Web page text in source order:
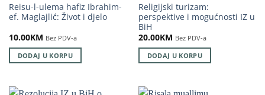
Reisu-l-ulema hafiz Ibrahim-
ef. Maglajlić: Život i djelo
10.00KM Bez PDV-a
DODAJ U KORPU
Religijski turizam:
perspektive i mogućnosti IZ u
BiH
20.00KM Bez PDV-a
DODAJ U KORPU